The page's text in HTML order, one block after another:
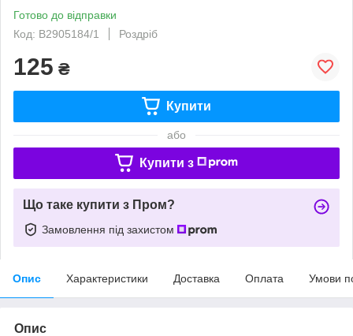
Готово до відправки
Код: B2905184/1
Роздріб
125 ₴
Купити
або
Купити з
Що таке купити з Пром?
Замовлення під захистом
Опис Характеристики Доставка Оплата Умови
Опис